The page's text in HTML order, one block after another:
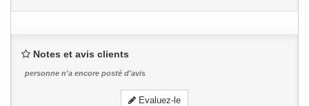
Notes et avis clients
personne n'a encore posté d'avis
Evaluez-le